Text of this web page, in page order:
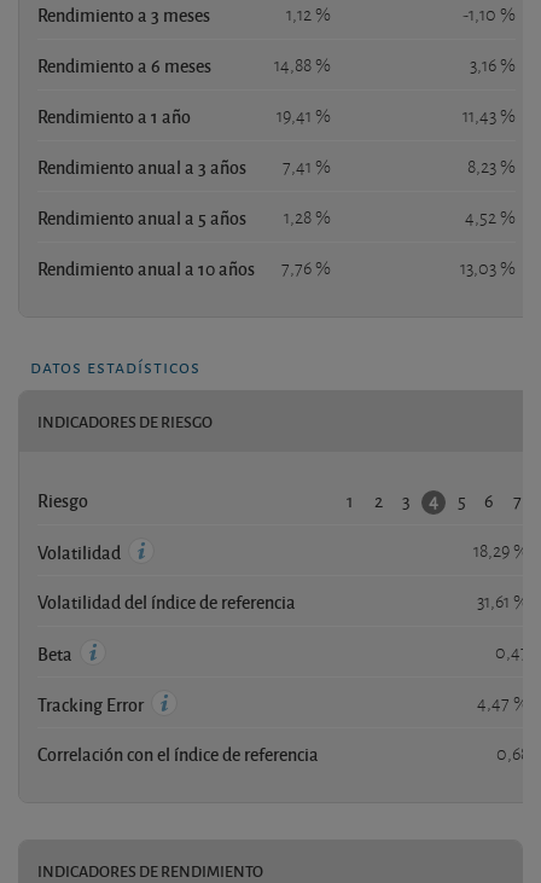
Rendimiento a 3 meses 1,12 % -1,10 %
Rendimiento a 6 meses 14,88 % 3,16 %
Rendimiento a 1 año 19,41 % 11,43 %
Rendimiento anual a 3 años 7,41 % 8,23 %
Rendimiento anual a 5 años 1,28 % 4,52 %
Rendimiento anual a 10 años 7,76 % 13,03 %
datos estadísticos
INDICADORES DE RIESGO
Riesgo 1 2 3 4 5 6 7
Volatilidad 18,29 %
Volatilidad del índice de referencia 31,61 %
Beta 0,47
Tracking Error 4,47 %
Correlación con el índice de referencia 0,68
INDICADORES DE RENDIMIENTO